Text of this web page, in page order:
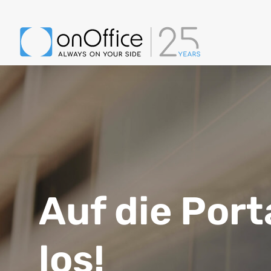
Auf die
los!